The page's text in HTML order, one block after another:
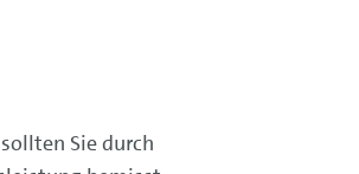
Sie durch